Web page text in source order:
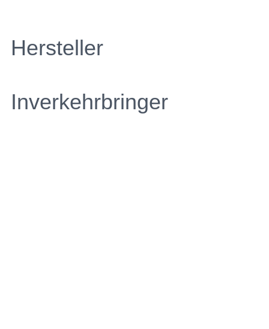
Hersteller
Inverkehrbringer